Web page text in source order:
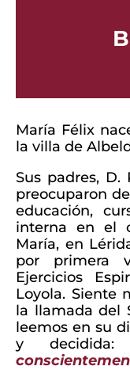
María Félix
la villa de
Sus padres, D.
preocuparon
educación,
interna en el
María, en
por primera
Ejercicios
Loyola. Siente
la llamada del
leemos en su
y